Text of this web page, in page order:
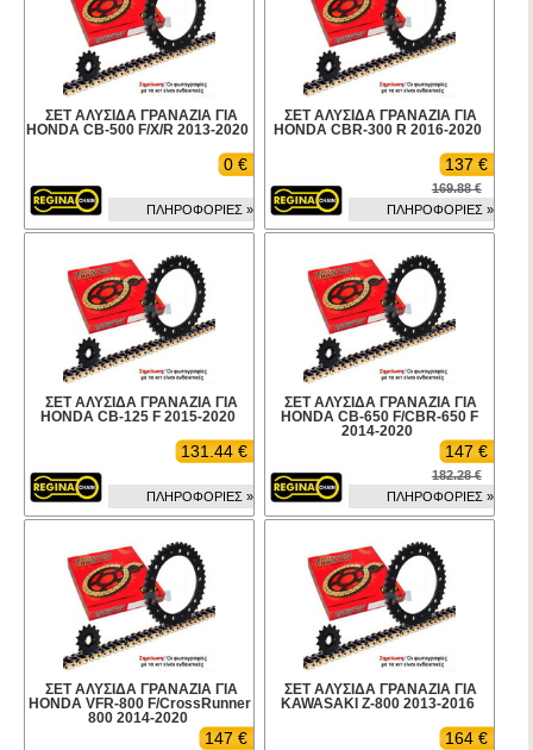
ΣΕΤ ΑΛΥΣΙΔΑ ΓΡΑΝΑΖΙΑ ΓΙΑ
HONDA CB-500 F/X/R 2013-2020
0 €
ΠΛΗΡΟΦΟΡΙΕΣ »
ΣΕΤ ΑΛΥΣΙΔΑ ΓΡΑΝΑΖΙΑ ΓΙΑ
HONDA CBR-300 R 2016-2020
137 €
169.88 €
ΠΛΗΡΟΦΟΡΙΕΣ »
ΣΕΤ ΑΛΥΣΙΔΑ ΓΡΑΝΑΖΙΑ ΓΙΑ
HONDA CB-125 F 2015-2020
131.44 €
ΠΛΗΡΟΦΟΡΙΕΣ »
ΣΕΤ ΑΛΥΣΙΔΑ ΓΡΑΝΑΖΙΑ ΓΙΑ
HONDA CB-650 F/CBR-650 F
2014-2020
147 €
182.28 €
ΠΛΗΡΟΦΟΡΙΕΣ »
ΣΕΤ ΑΛΥΣΙΔΑ ΓΡΑΝΑΖΙΑ ΓΙΑ
HONDA VFR-800 F/CrossRunner
800 2014-2020
147 €
ΣΕΤ ΑΛΥΣΙΔΑ ΓΡΑΝΑΖΙΑ ΓΙΑ
KAWASAKI Z-800 2013-2016
164 €